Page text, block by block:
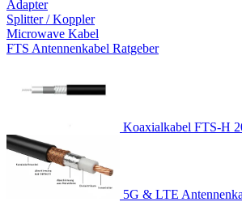
Adapter
Splitter / Koppler
Microwave Kabel
FTS Antennenkabel Ratgeber
Koaxialkabel FTS-H
5G & LTE